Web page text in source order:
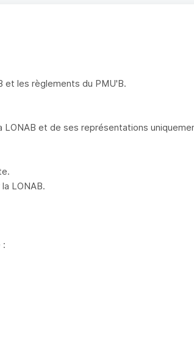
et les règlements du PMU'B.
et de ses représentations
LONAB.
: